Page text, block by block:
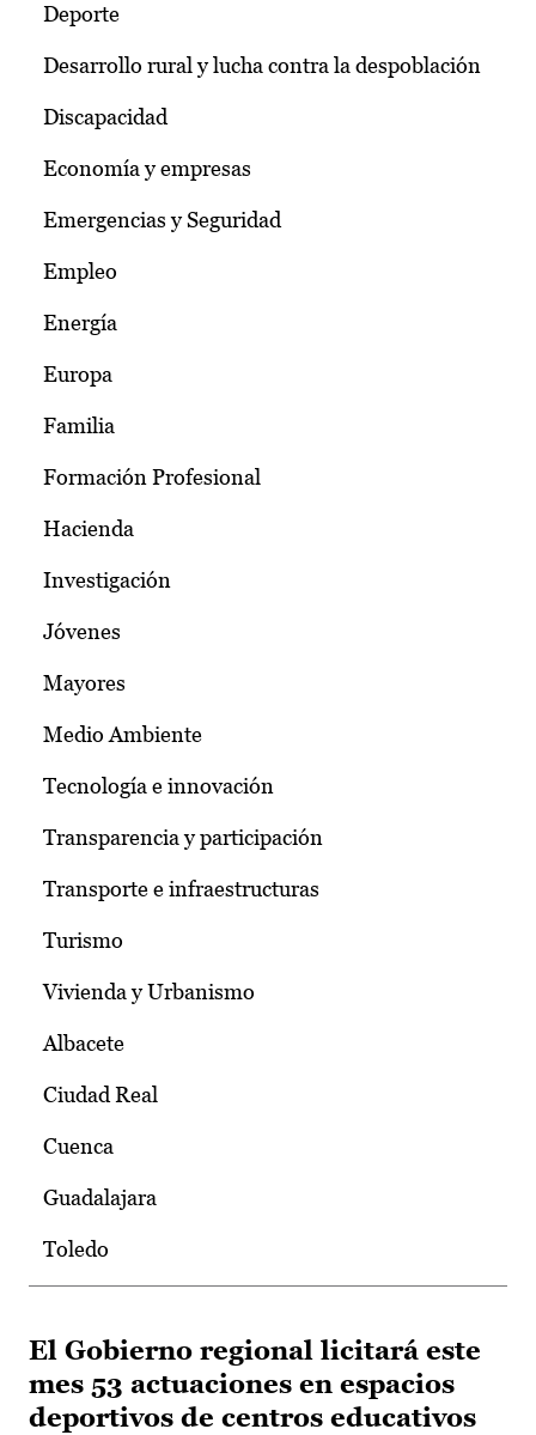
Deporte
Desarrollo rural y lucha contra la despoblación
Discapacidad
Economía y empresas
Emergencias y Seguridad
Empleo
Energía
Europa
Familia
Formación Profesional
Hacienda
Investigación
Jóvenes
Mayores
Medio Ambiente
Tecnología e innovación
Transparencia y participación
Transporte e infraestructuras
Turismo
Vivienda y Urbanismo
Albacete
Ciudad Real
Cuenca
Guadalajara
Toledo
El Gobierno regional licitará este
mes 53 actuaciones en espacios
deportivos de centros educativos